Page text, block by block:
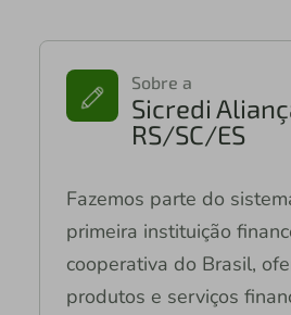
Sobre a
Sicredi
RS/SC/ES
Fazemos parte do
primeira instituição
cooperativa do Brasil,
produtos e serviços